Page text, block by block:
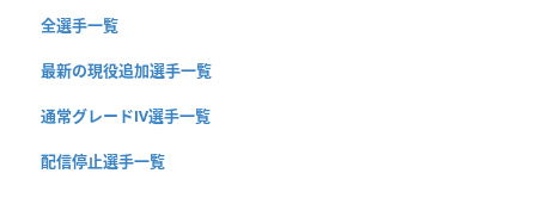
全選手一覧
最新の現役追加選手一覧
通常グレードⅣ選手一覧
配信停止選手一覧